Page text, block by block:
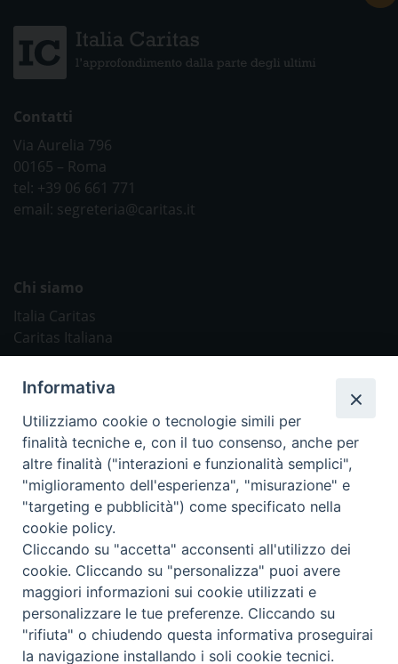
Contatti
Via Aurelia 796
00165 – Roma
tel: +39 06 661 771
email: segreteria@caritas.it
Chi siamo
Italia Caritas
Caritas Italiana
Caritas Internationalis
TV 2000
Inblu 2000
Avvenire
Sir
Scarp de’ Tenis
Newsletter
Informativa
Utilizziamo cookie o tecnologie simili per
finalità tecniche e, con il tuo consenso, anche per
altre finalità ("interazioni e funzionalità semplici",
"miglioramento dell'esperienza", "misurazione" e
"targeting e pubblicità") come specificato nella
cookie policy.
Cliccando su "accetta" acconsenti all'utilizzo dei
cookie. Cliccando su "personalizza" puoi avere
maggiori informazioni sui cookie utilizzati e
personalizzare le tue preferenze. Cliccando su
"rifiuta" o chiudendo questa informativa proseguirai
la navigazione installando i soli cookie tecnici.